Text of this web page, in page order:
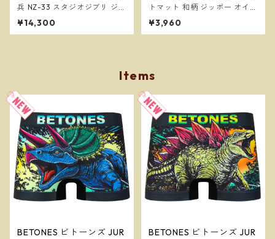
兵 NZ-33 スタジオジブリ ジ
ッポー オイルライター
¥14,300
トマット 和柄 ジッポー オイル
ライター
¥3,960
Items
BETONES ビトーンズ JUR
BETONES ビトーンズ JUR